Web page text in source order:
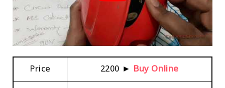
Price ₹2200 ► Buy Online